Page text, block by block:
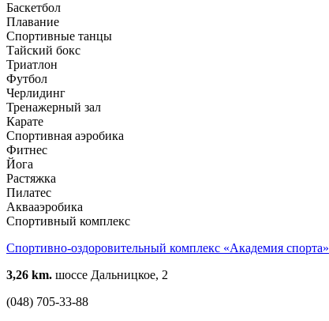
Баскетбол
Плавание
Спортивные танцы
Тайский бокс
Триатлон
Футбол
Черлидинг
Тренажерный зал
Карате
Спортивная аэробика
Фитнес
Йога
Растяжка
Пилатес
Аквааэробика
Спортивный комплекс
Спортивно-оздоровительный комплекс «Академия спорта»
3,26 km. шоссе Дальницкое, 2
(048) 705-33-88